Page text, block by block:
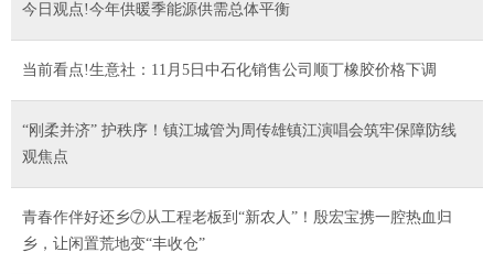
今日观点!今年供暖季能源供需总体平衡
当前看点!生意社：11月5日中石化销售公司顺丁橡胶价格下调
“刚柔并济” 护秩序！镇江城管为周传雄镇江演唱会筑牢保障防线
观焦点
青春作伴好还乡⑦从工程老板到“新农人”！殷宏宝携一腔热血归
乡，让闲置荒地变“丰收仓”